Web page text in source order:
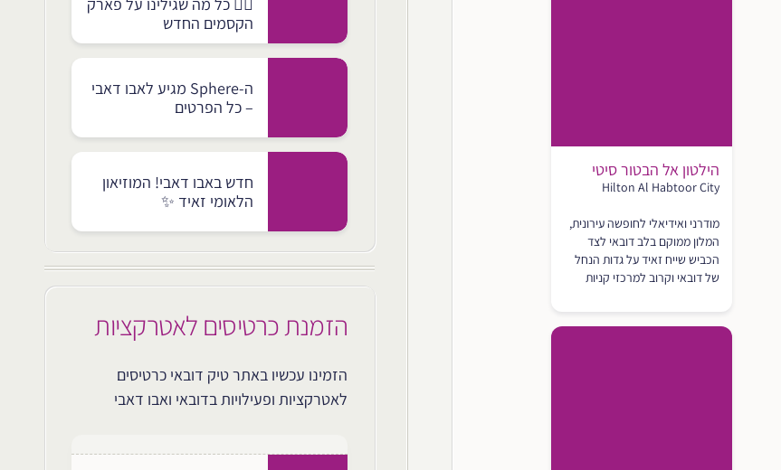
הילטון אל הבטור סיטי
Hilton Al Habtoor City
מודרני ואידיאלי לחופשה עירונית,
המלון ממוקם בלב דובאי לצד
הכביש שייח זאיד על גדות הנחל
של דובאי וקרוב למרכזי קניות
הקסמים החדש
ה-Sphere מגיע לאבו דאבי
– כל הפרטים
חדש באבו דאבי! המוזיאון
הלאומי זאיד ✨
הזמנת כרטיסים לאטרקציות
הזמינו עכשיו באתר טיק דובאי כרטיסים
לאטרקציות ופעילויות בדובאי ואבו דאבי